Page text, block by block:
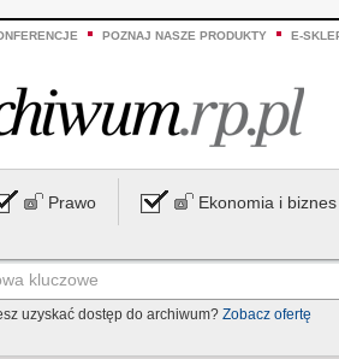
POZNAJ NASZE PRODUKTY E-
Prawo Ekonomia i biznes
uzyskać dostęp do archiwum? Zobacz ofertę